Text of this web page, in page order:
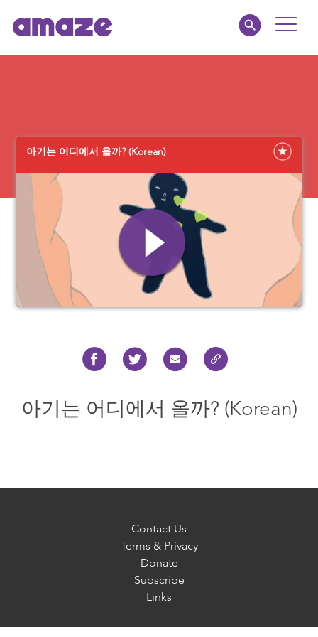
MY AMAZE
Toggle
Healthcare
amaze jr.
About
아기는 어디에서 올까? (Korean)
아기는 어디에서 올까? (Korean)
Contact Us
Terms & Privacy
Donate
Subscribe
Links